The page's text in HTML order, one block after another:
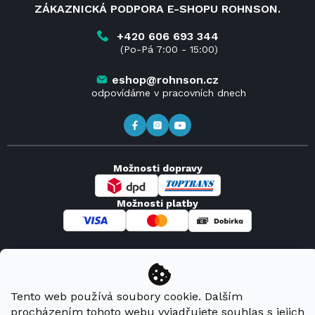
Tento web používá soubory cookie. Dalším
procházením tohoto webu vyjadřujete souhlas s jejich
Reklamace
Vrácení zboží do 14 dnů
ZÁKAZNICKÁ PODPORA E-SHOPU ROHNSON.
+420 606 693 344
(Po-Pá 7:00 - 15:00)
eshop@rohnson.cz
odpovídáme v pracovních dnech
Možnosti dopravy
Možnosti platby
Rohnson. Všechna práva vyhrazena.